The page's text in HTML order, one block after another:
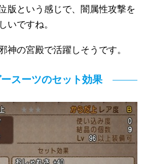
版という感じで、闇属性攻撃を
いですね。
神の宮殿で活躍しそうです。
スーツのセット効果